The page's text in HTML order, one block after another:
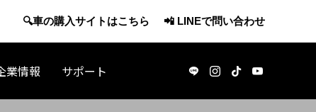
🔍車の購入サイトはこちら 📲 LINEで問い合わせ
業情報 サポート